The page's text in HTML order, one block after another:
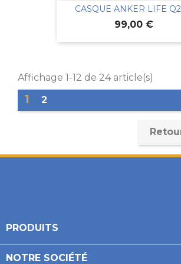
CASQUE ANKER LIFE
Prix
99,00 €
Affichage 1-12 de 24 article(s)
1 2
PRODUITS
NOTRE SOCIÉTÉ